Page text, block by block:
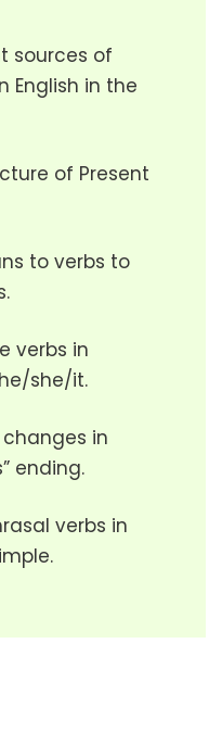
sources of
English in the
of Present
to verbs to
verbs in
she/it.
in
ending.
verbs in